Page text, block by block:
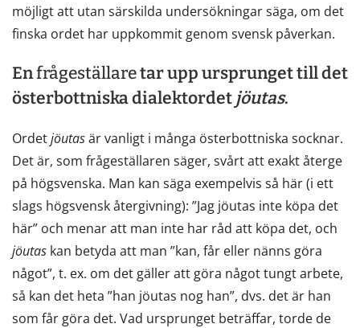
möjligt att utan särskilda undersökningar säga, om det
finska ordet har uppkommit genom svensk påverkan.
Enfrågeställaretar upp ursprunget till det
österbottniska dialektordet jöutas.
Ordetjöutasär vanligt i många österbottniska socknar.
Det är, som frågeställaren säger, svårt att exakt återge
på högsvenska. Man kan säga exempelvis så här (i ett
slags högsvensk återgivning): ”Jag jöutas inte köpa det
här” och menar att man inte har råd att köpa det, och
jöutas kan betyda att man ”kan, får eller nänns göra
något”, t. ex. om det gäller att göra något tungt arbete,
så kan det heta ”han jöutas nog han”, dvs. det är han
som får göra det. Vad ursprunget beträffar, torde de